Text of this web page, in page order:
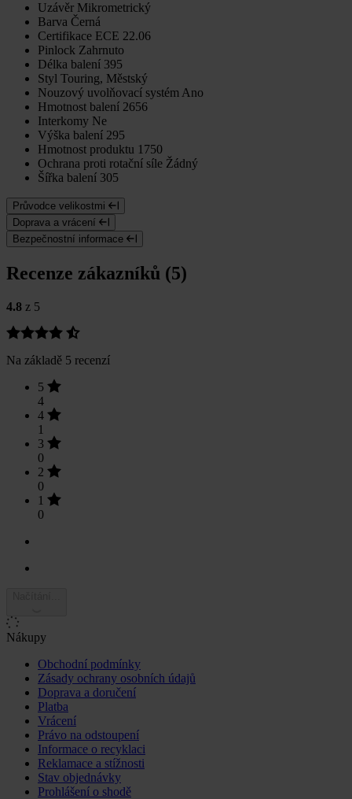
Uzávěr Mikrometrický
Barva Černá
Certifikace ECE 22.06
Pinlock Zahrnuto
Délka balení 395
Styl Touring, Městský
Nouzový uvolňovací systém Ano
Hmotnost balení 2656
Interkomy Ne
Výška balení 295
Hmotnost produktu 1750
Ochrana proti rotační síle Žádný
Šířka balení 305
Průvodce velikostmi
Doprava a vrácení
Bezpečnostní informace
Recenze zákazníků (5)
4.8 z 5
Na základě 5 recenzí
5
4
4
1
3
0
2
0
1
0
Nákupy
Obchodní podmínky
Zásady ochrany osobních údajů
Doprava a doručení
Platba
Vrácení
Právo na odstoupení
Informace o recyklaci
Reklamace a stížnosti
Stav objednávky
Prohlášení o shodě